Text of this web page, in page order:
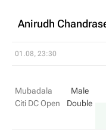
Anirudh
01.08, 23:30
Mubadala
Citi DC Open
Male
Double